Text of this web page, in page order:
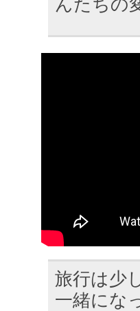
んたちの
旅行は少
一緒にな